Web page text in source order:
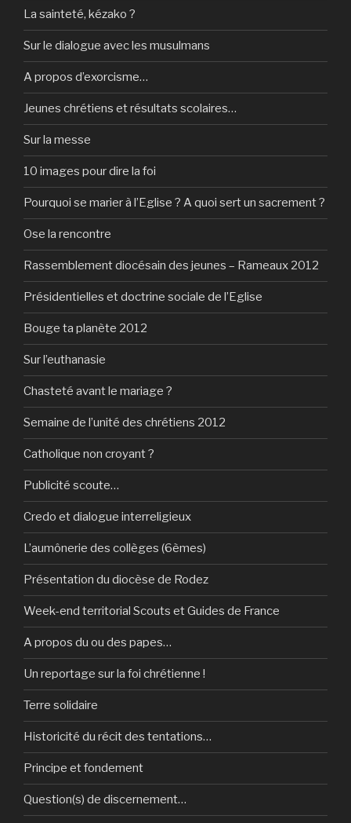
La sainteté, kézako ?
Sur le dialogue avec les musulmans
A propos d’exorcisme…
Jeunes chrétiens et résultats scolaires…
Sur la messe
10 images pour dire la foi
Pourquoi se marier à l’Eglise ? A quoi sert un sacrement ?
Ose la rencontre
Rassemblement diocésain des jeunes – Rameaux 2012
Présidentielles et doctrine sociale de l’Eglise
Bouge ta planète 2012
Sur l’euthanasie
Chasteté avant le mariage ?
Semaine de l’unité des chrétiens 2012
Catholique non croyant ?
Publicité scoute…
Credo et dialogue interreligieux
L’aumônerie des collèges (6èmes)
Présentation du diocèse de Rodez
Week-end territorial Scouts et Guides de France
A propos du ou des papes…
Un reportage sur la foi chrétienne !
Terre solidaire
Historicité du récit des tentations…
Principe et fondement
Question(s) de discernement…